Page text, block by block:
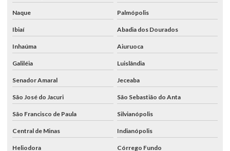
Naque Palmópolis
Ibiaí Abadia dos Dourados
Inhaúma Aiuruoca
Galiléia Luislândia
Senador Amaral Jeceaba
São José do Jacuri São Sebastião do Anta
São Francisco de Paula Silvianópolis
Central de Minas Indianópolis
Heliodora Córrego Fundo